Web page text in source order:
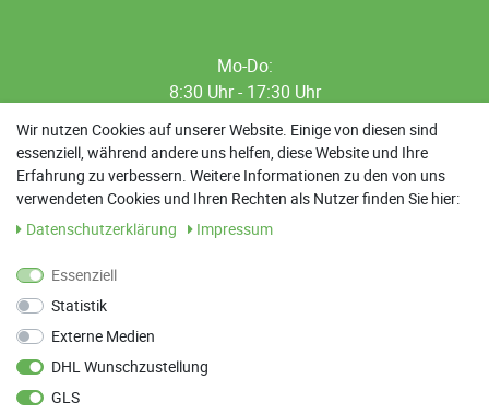
Mo-Do:
8:30 Uhr - 17:30 Uhr
8:30 Uhr - 12:00 Uhr
13:00 Uhr - 17:30 Uhr
Sa: 9:00 Uhr - 13:00 Uhr
Parkett Wanke
Wir nutzen Cookies auf unserer Website. Einige von diesen sind
essenziell, während andere uns helfen, diese Website und Ihre
Erfahrung zu verbessern. Weitere Informationen zu den von uns
verwendeten Cookies und Ihren Rechten als Nutzer finden Sie hier:
Daten­schutz­erklärung
Impressum
Essenziell
Statistik
Externe Medien
DHL Wunschzustellung
GLS